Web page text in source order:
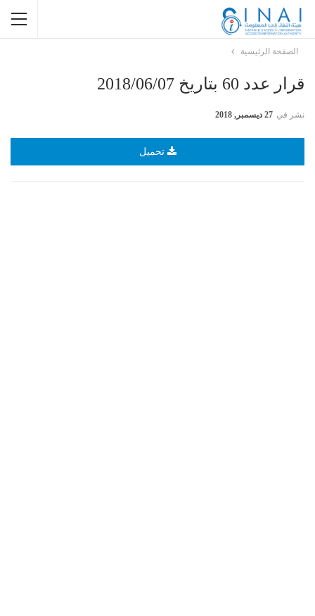
الصفحة الرئيسية
قرار عدد 60 بتاريخ 2018/06/07
نشر في 27 ديسمبر, 2018
تحميل